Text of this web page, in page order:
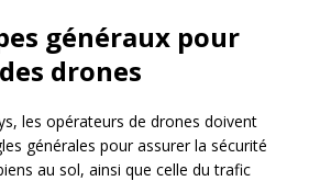
généraux pour
drones
les opérateurs de drones doivent
générales pour assurer la sécurité
au sol, ainsi que celle du trafic